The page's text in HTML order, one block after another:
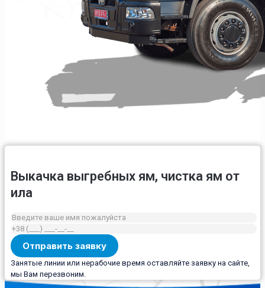
Выкачка выгребных ям, чистка ям от
ила
Занятые линии или нерабочие время оставляйте заявку на сайте,
мы Вам перезвоним.